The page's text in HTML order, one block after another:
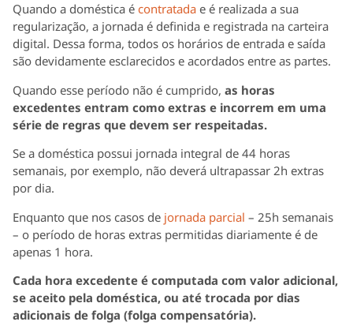
Quando a doméstica é contratada e é realizada a sua
regularização, a jornada é definida e registrada na carteira
digital. Dessa forma, todos os horários de entrada e saída
são devidamente esclarecidos e acordados entre as partes.
Quando esse período não é cumprido, as horas
excedentes entram como extras e incorrem em uma
série de regras que devem ser respeitadas.
Se a doméstica possui jornada integral de 44 horas
semanais, por exemplo, não deverá ultrapassar 2h extras
por dia.
Enquanto que nos casos de jornada parcial – 25h semanais
– o período de horas extras permitidas diariamente é de
apenas 1 hora.
Cada hora excedente é computada com valor adicional,
se aceito pela doméstica, ou até trocada por dias
adicionais de folga (folga compensatória).